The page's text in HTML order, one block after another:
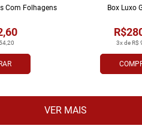
Com Folhagens
3x de R$
Box Luxo
VER MAIS